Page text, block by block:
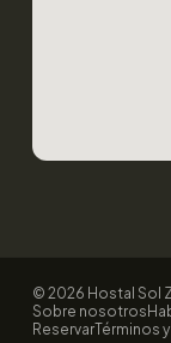
© 2026 Hostal Sol
Sobre nosotros
ReservarTérminos